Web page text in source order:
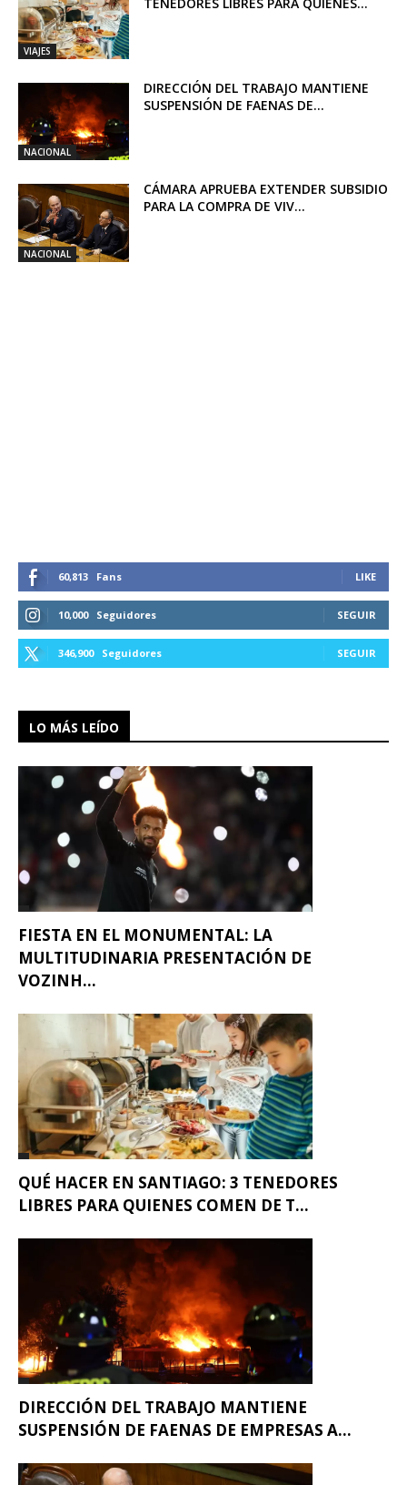
VIAJES
NACIONAL
DIRECCIÓN DEL TRABAJO MANTIENE
SUSPENSIÓN DE FAENAS DE...
NACIONAL
CÁMARA APRUEBA EXTENDER SUBSIDIO
PARA LA COMPRA DE VIV...
60,813 Fans LIKE
10,000 Seguidores SEGUIR
346,900 Seguidores SEGUIR
LO MÁS LEÍDO
FIESTA EN EL MONUMENTAL: LA
MULTITUDINARIA PRESENTACIÓN DE
VOZINH...
QUÉ HACER EN SANTIAGO: 3 TENEDORES
LIBRES PARA QUIENES COMEN DE T...
DIRECCIÓN DEL TRABAJO MANTIENE
SUSPENSIÓN DE FAENAS DE EMPRESAS A...